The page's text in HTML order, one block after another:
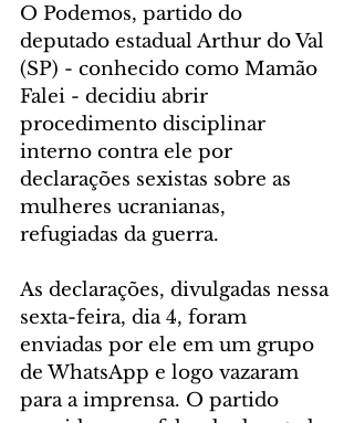
O Podemos, partido do
deputado estadual Arthur do Val
(SP) - conhecido como Mamão
Falei - decidiu abrir
procedimento disciplinar
interno contra ele por
declarações sexistas sobre as
mulheres ucranianas,
refugiadas da guerra.
As declarações, divulgadas nessa
sexta-feira, dia 4, foram
enviadas por ele em um grupo
de WhatsApp e logo vazaram
para a imprensa. O partido